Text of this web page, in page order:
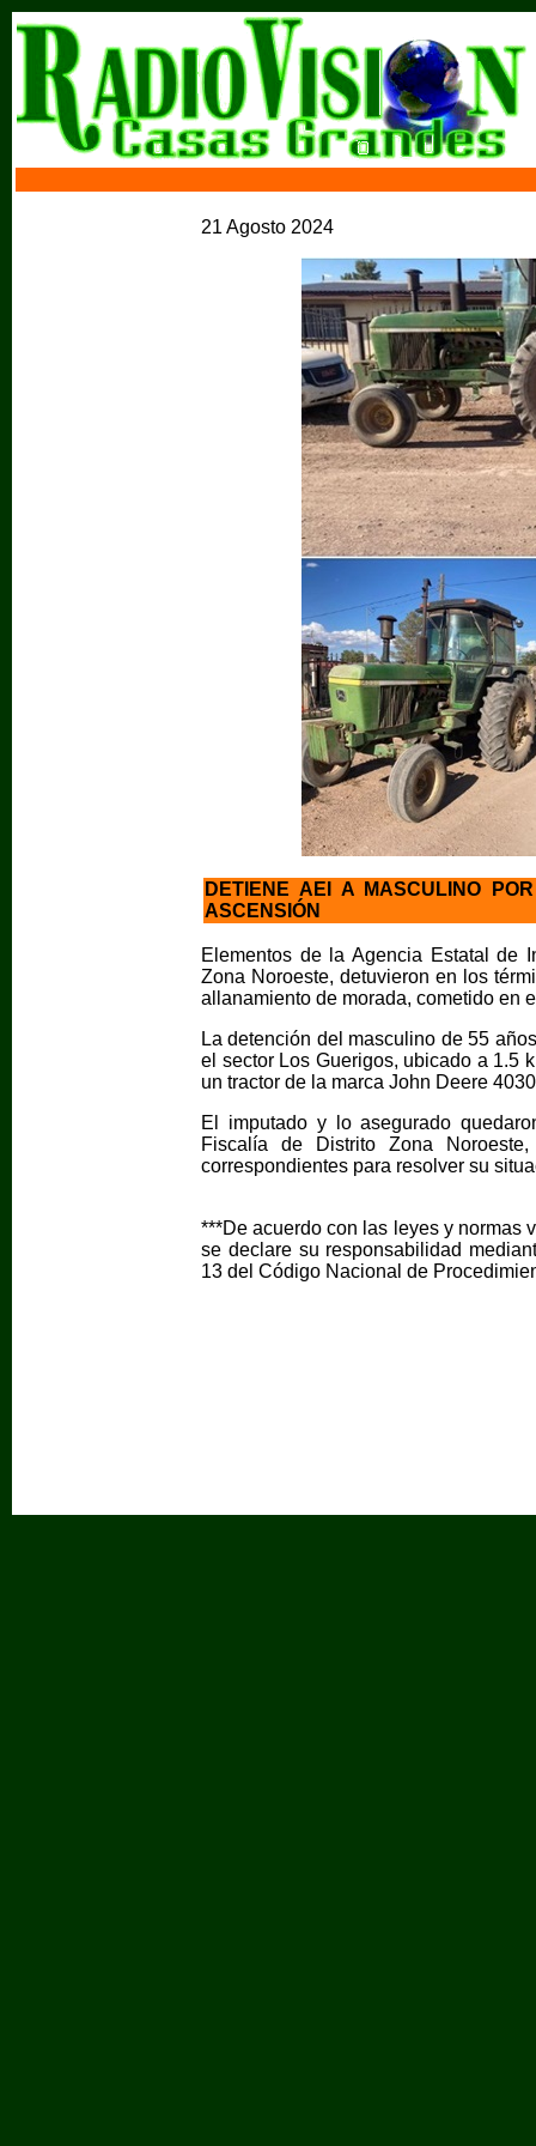
21 Agosto 2024
DETIENE AEI A MASCULINO
ASCENSIÓN
Elementos de la Agencia Estatal de
Zona Noroeste, detuvieron en los
allanamiento de morada, cometido en
La detención del masculino de 55
el sector Los Guerigos, ubicado a 1.5
un tractor de la marca John Deere
El imputado y lo asegurado
Fiscalía de Distrito Zona
correspondientes para resolver su
***De acuerdo con las leyes y normas
se declare su responsabilidad
13 del Código Nacional de